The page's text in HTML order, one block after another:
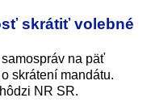
skrátiť volebné
na päť
skrátení mandátu.
NR SR.